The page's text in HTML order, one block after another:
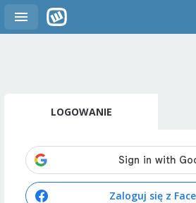
LOGOWANIE
Zaloguj się z